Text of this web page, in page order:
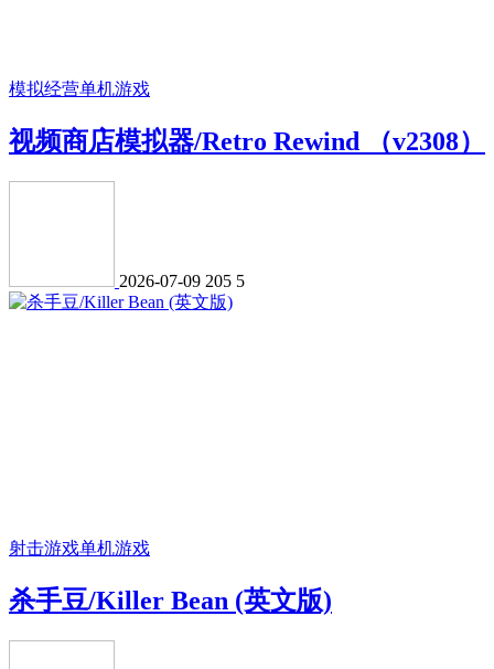
模拟经营单机游戏
视频商店模拟器/Retro Rewind （v2308）
2026-07-09 205 5
射击游戏单机游戏
杀手豆/Killer Bean (英文版)